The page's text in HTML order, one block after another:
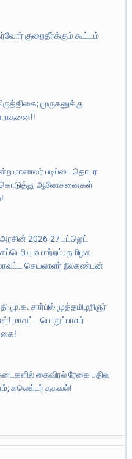
குறைதீர்க்கும் கூட்டம்
முருகனுக்கு
மாணவர் படிப்பை தொடர
கொடுத்து ஆலோசனைகள்
2026-27 பட்ஜெட்
ஏமாற்றம்; தமிழக
செயலாளர் நீலகண்டன்
சார்பில் முத்தமிழறிஞர்
மாவட்ட பொறுப்பாளர்
கைவிரல் ரேகை பதிவு
கலெக்டர் தகவல்!